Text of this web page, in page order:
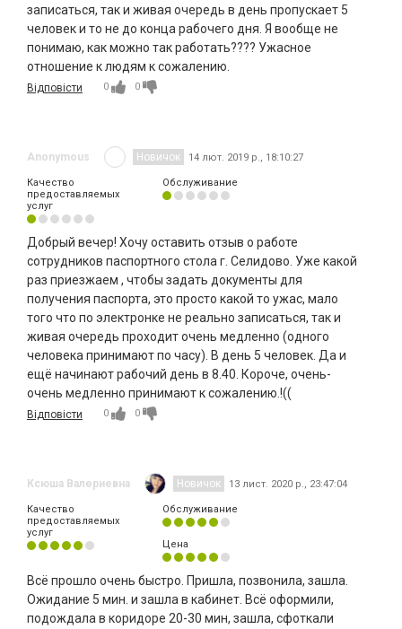
записаться, так и живая очередь в день пропускает 5
человек и то не до конца рабочего дня. Я вообще не
понимаю, как можно так работать???? Ужасное
отношение к людям к сожалению.
Відповісти 0 0
Anonymous Новичок 14 лют. 2019 р., 18:10:27
Качество
предоставляемых
услуг
Обслуживание
Добрый вечер! Хочу оставить отзыв о работе
сотрудников паспортного стола г. Селидово. Уже какой
раз приезжаем , чтобы задать документы для
получения паспорта, это просто какой то ужас, мало
того что по электронке не реально записаться, так и
живая очередь проходит очень медленно (одного
человека принимают по часу). В день 5 человек. Да и
ещё начинают рабочий день в 8.40. Короче, очень-
очень медленно принимают к сожалению.!((
Відповісти 0 0
Ксюша Валериевна Новичок 13 лист. 2020 р., 23:47:04
Качество
предоставляемых
услуг
Обслуживание
Цена
Всё прошло очень быстро. Пришла, позвонила, зашла.
Ожидание 5 мин. и зашла в кабинет. Всё оформили,
подождала в коридоре 20-30 мин, зашла, сфоткали